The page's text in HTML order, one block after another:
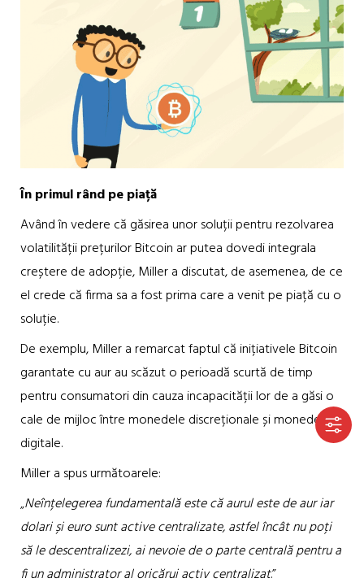
În primul rând pe piață
Având în vedere că găsirea unor soluții pentru rezolvarea
volatilității prețurilor Bitcoin ar putea dovedi integrala
creștere de adopție, Miller a discutat, de asemenea, de ce
el crede că firma sa a fost prima care a venit pe piață cu o
soluție.
De exemplu, Miller a remarcat faptul că inițiativele Bitcoin
garantate cu aur au scăzut o perioadă scurtă de timp
pentru consumatori din cauza incapacității lor de a găsi o
cale de mijloc între monedele discreționale și monedele
digitale.
Miller a spus următoarele:
„Neînțelegerea fundamentală este că aurul este de aur iar
dolari și euro sunt active centralizate, astfel încât nu poți
să le descentralizezi, ai nevoie de o parte centrală pentru a
fi un administrator al oricărui activ centralizat.”